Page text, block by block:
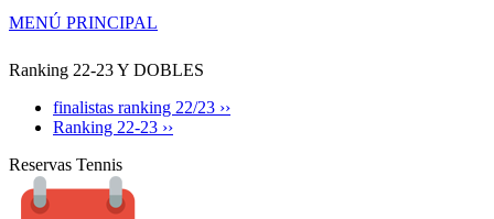
MENÚ PRINCIPAL
Ranking 22-23 Y DOBLES
finalistas ranking 22/23 ››
Ranking 22-23 ››
Reservas Tennis